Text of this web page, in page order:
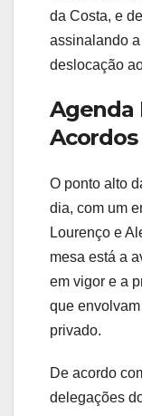
da Costa, e
assinalando
deslocação
Agenda
Acordos
O ponto alto
dia, com um
Lourenço e
mesa está a
em vigor e a
que
privado.
De acordo
delegações